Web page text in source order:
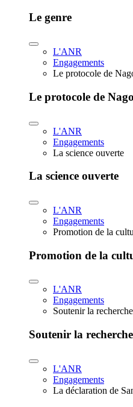
Le genre
L'ANR
Engagements
Le protocole de
Le protocole de
L'ANR
Engagements
La science ouverte
La science ouverte
L'ANR
Engagements
Promotion de la
Promotion de la
L'ANR
Engagements
Soutenir la
Soutenir la
L'ANR
Engagements
La déclaration de